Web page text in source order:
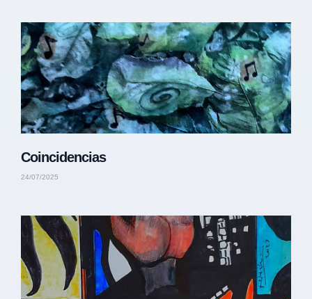
Coincidencias
24/07/2025